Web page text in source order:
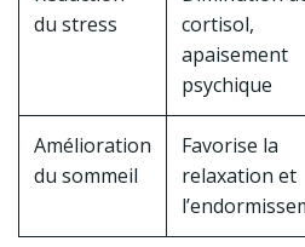
du stress
cortisol,
apaisement
psychique
Amélioration
du sommeil
Favorise la
relaxation et